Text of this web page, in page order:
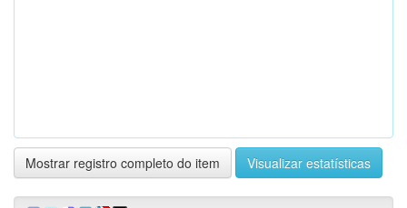
Mostrar registro completo do item Visualizar estatísticas